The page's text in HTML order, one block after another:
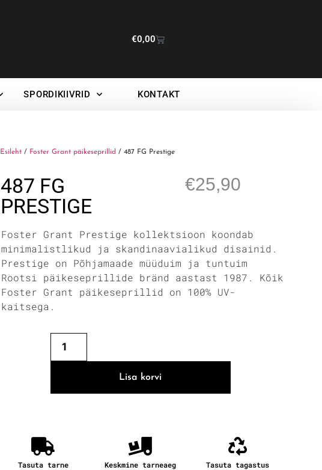
€0,00
SPORDIKIIVRID KONTAKT
Esileht / Foster Grant päikeseprillid / 487 FG Prestige
487 FG
PRESTIGE
€25,90
Foster Grant Prestige kollektsioon koondab
minimalistlikud ja skandinaavialikud disainid.
Prestige on Põhjamaade müüduim ja tuntuim
Rootsi päikeseprillide bränd aastast 1987. Kõik
Foster Grant päikeseprillid on 100% UV-
kaitsega.
Lisa korvi
Tasuta tarne Keskmine tarneaeg Tasuta tagastus